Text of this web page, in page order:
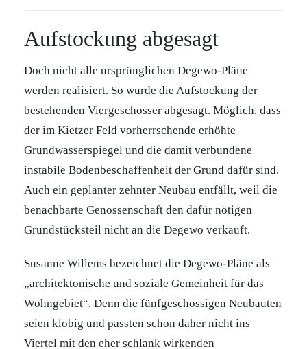
Aufstockung abgesagt
Doch nicht alle ursprünglichen Degewo-Pläne
werden realisiert. So wurde die Aufstockung der
bestehenden Viergeschosser abgesagt. Möglich, dass
der im Kietzer Feld vorherrschende erhöhte
Grundwasserspiegel und die damit verbundene
instabile Bodenbeschaffenheit der Grund dafür sind.
Auch ein geplanter zehnter Neubau entfällt, weil die
benachbarte Genossenschaft den dafür nötigen
Grundstücksteil nicht an die Degewo verkauft.
Susanne Willems bezeichnet die Degewo-Pläne als
„architektonische und soziale Gemeinheit für das
Wohngebiet“. Denn die fünfgeschossigen Neubauten
seien klobig und passten schon daher nicht ins
Viertel mit den eher schlank wirkenden